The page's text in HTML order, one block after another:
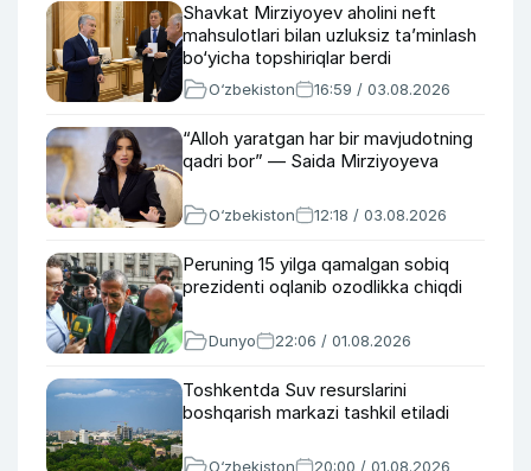
Shavkat Mirziyoyev aholini neft
mahsulotlari bilan uzluksiz ta’minlash
bo‘yicha topshiriqlar berdi
O‘zbekiston 16:59 / 03.08.2026
“Alloh yaratgan har bir mavjudotning
qadri bor” — Saida Mirziyoyeva
O‘zbekiston 12:18 / 03.08.2026
Peruning 15 yilga qamalgan sobiq
prezidenti oqlanib ozodlikka chiqdi
Dunyo 22:06 / 01.08.2026
Toshkentda Suv resurslarini
boshqarish markazi tashkil etiladi
O‘zbekiston 20:00 / 01.08.2026